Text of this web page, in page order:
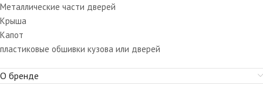
Металлические части дверей
Крыша
Капот
пластиковые обшивки кузова или дверей
О бренде